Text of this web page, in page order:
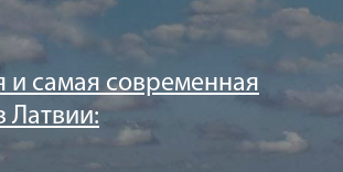
и самая современная
Латвии: